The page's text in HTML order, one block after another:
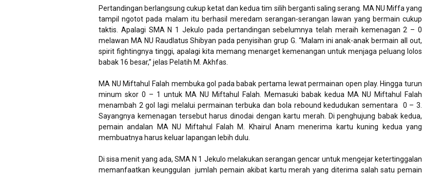
Pertandingan berlangsung cukup ketat dan kedua tim silih berganti saling serang. MA NU Miffa yang
tampil ngotot pada malam itu berhasil meredam serangan-serangan lawan yang bermain cukup
taktis. Apalagi SMA N 1 Jekulo pada pertandingan sebelumnya telah meraih kemenagan 2 – 0
melawan MA NU Raudlatus Shibyan pada penyisihan grup G. “Malam ini anak-anak bermain all out,
spirit fightingnya tinggi, apalagi kita memang menarget kemenangan untuk menjaga peluang lolos
babak 16 besar,” jelas Pelatih M. Akhfas.
MA NU Miftahul Falah membuka gol pada babak pertama lewat permainan open play. Hingga turun
minum skor 0 – 1 untuk MA NU Miftahul Falah. Memasuki babak kedua MA NU Miftahul Falah
menambah 2 gol lagi melalui permainan terbuka dan bola rebound kedudukan sementara
0 – 3.
Sayangnya kemenagan tersebut harus dinodai dengan kartu merah. Di penghujung babak kedua,
pemain andalan MA NU Miftahul Falah M. Khairul Anam menerima kartu kuning kedua yang
membuatnya harus keluar lapangan lebih dulu.
Di sisa menit yang ada, SMA N 1 Jekulo melakukan serangan gencar untuk mengejar ketertinggalan
memanfaatkan keunggulan
jumlah pemain akibat kartu merah yang diterima salah satu pemain